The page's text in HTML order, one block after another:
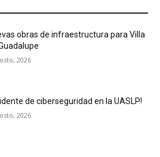
obras de infraestructura para Villa
2026
de ciberseguridad en la UASLP!
2026